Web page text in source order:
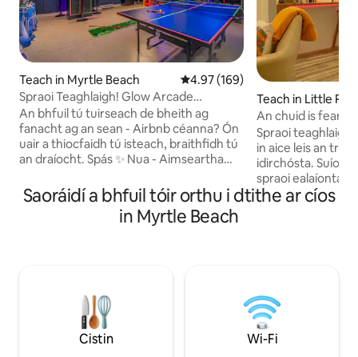
Teach in Myrtle Beach Meánrátáil 4.97 as 5, 169
4.97 (169)
Spraoi Teaghlaigh! Glow Arcade
Aquarium Rm Walk to Beach
An bhfuil tú tuirseach de bheith ag
fanacht ag an sean - Airbnb céanna? Ón
uair a thiocfaidh tú isteach, braithfidh tú
an draíocht. Spás ✨ Nua - Aimseartha
Maisiú Téamaí a thaitneoidh go mór le do
pháistí! Siúlóid 🚶‍♀️ Ghearr go dtí an Trá
gan aon hassles páirceála. Níor chuir 🏖️
a mbeidh tú ag tógáil croí leo go deo.
Déan áirithint anois agus lig don
chomhaireamh síos chuig do rogha
laethanta saoire trá tosú!
Teach in Little
An chuid is fearr
& an Abhainn
Spraoi teaghlaigh
in aice leis an trá
idirchósta.
spraoi ealaíonta
Maisiúchán nua-
sruthaithe & PS5,
meaisíní nua
Cistin gourmet
gríoscán gualaigh
Saoráidí a bhfuil tóir orthu i dtithe ar cíos
in Myrtle Beach
Cistin Wi-Fi